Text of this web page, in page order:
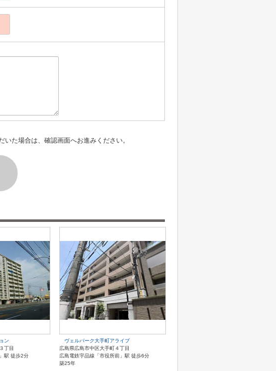
た場合は、確認画面へお進みください。
ン
丁目
駅 徒歩2分
ヴェルパーク大手町アライブ
広島県広島市中区大手町４丁目
広島電鉄宇品線「市役所前」駅 徒歩6分
築25年